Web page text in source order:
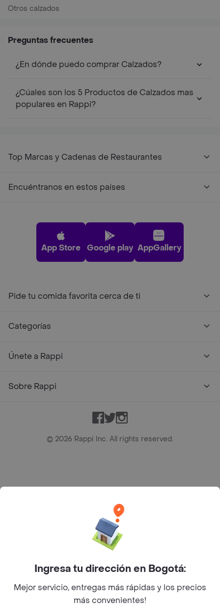
Otros calzados
Preguntas frecuentes
¿En dónde puedo comprar Calzados?
¿Cúales son los 5 Productos de Calzados mas
populares en Rappi?
Top Marcas y Cadenas de Restaurantes
Encuéntranos en estos países
App Store Google play AppGallery
Pide tu comida favorita cerca de ti
Categorías
Únete a Rappi
Sobre Rappi
Facebook
TwitterInstagram
© 2026 Rappi Inc. All rights reserved.
Bogotá D.C. --- notificacionesrappi@rappi.com
Ingresa tu dirección en Bogotá:
Mejor servicio, entregas más rápidas y los precios
más convenientes!